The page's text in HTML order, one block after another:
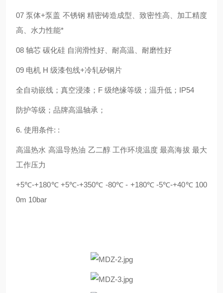
07 泵体+泵盖 不锈钢 精密铸造成型、致密性高、加工精度
高、水力性能*
08 轴芯 碳化硅 自润滑性好、耐高温、耐磨性好
09 电机 H 级漆包线+冷轧矽钢片
全自动嵌线；真空浸漆；F 级绝缘等级；温升低；IP54
防护等级；品牌高温轴承；
6. 使用条件: :
高温热水 高温导热油 乙二醇 工作环境温度 最高海拔 最大
工作压力
+5℃-+180℃ +5℃-+350℃ -80℃ - +180℃ -5℃-+40℃ 100
0m 10bar